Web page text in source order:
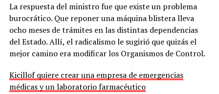
La respuesta del ministro fue que existe un problema
burocrático. Que reponer una máquina blistera lleva
ocho meses de trámites en las distintas dependencias
del Estado. Allí, el radicalismo le sugirió que quizás el
mejor camino era modificar los Organismos de Control.
Kicillof quiere crear una empresa de emergencias
médicas y un laboratorio farmacéutico